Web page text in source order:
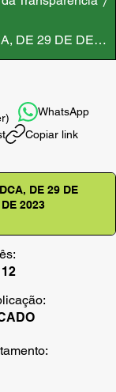
DE 29 DE
WhatsApp
Copiar link
DE 29 DE
2023